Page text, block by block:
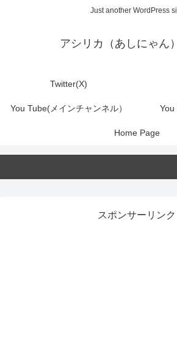
Just another WordPress
アシリカ（あしにゃん
Twitter(X)
You Tube(メインチャンネル） You
Home Page
スポンサーリンク